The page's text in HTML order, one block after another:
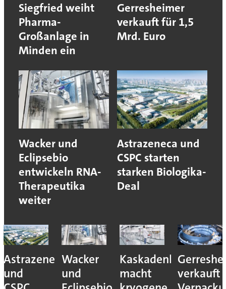
Siegfried weiht
Pharma-
Großanlage in
Minden ein
Gerresheimer
verkauft für 1,5
Mrd. Euro
Wacker und
Eclipsebio
entwickeln RNA-
Therapeutika
weiter
Astrazeneca und
CSPC starten
starken Biologika-
Deal
Astrazeneca
und
Wacker
und
Kaskadenkonzept
macht
verkauft